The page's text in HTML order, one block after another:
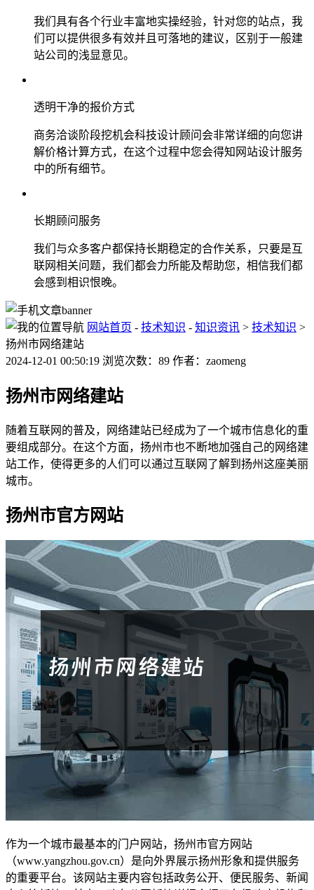
我们具有各个行业丰富地实操经验，针对您的站点，我
们可以提供很多有效并且可落地的建议，区别于一般建
站公司的浅显意见。
透明干净的报价方式
商务洽谈阶段挖机会科技设计顾问会非常详细的向您讲
解价格计算方式，在这个过程中您会得知网站设计服务
中的所有细节。
长期顾问服务
我们与众多客户都保持长期稳定的合作关系，只要是互
联网相关问题，我们都会力所能及帮助您，相信我们都
会感到相识恨晚。
网站首页 - 技术知识 - 知识资讯 > 技术知识 >
扬州市网络建站
2024-12-01 00:50:19 浏览次数：89 作者：zaomeng
扬州市网络建站
随着互联网的普及，网络建站已经成为了一个城市信息化的重
要组成部分。在这个方面，扬州市也不断地加强自己的网络建
站工作，使得更多的人们可以通过互联网了解到扬州这座美丽
城市。
扬州市官方网站
作为一个城市最基本的门户网站，扬州市官方网站
（www.yangzhou.gov.cn）是向外界展示扬州形象和提供服务
的重要平台。该网站主要内容包括政务公开、便民服务、新闻